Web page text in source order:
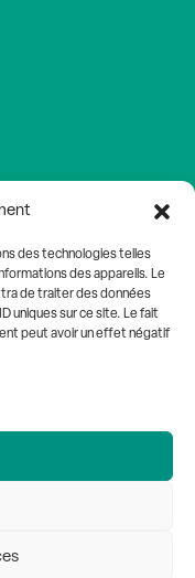
des technologies telles
des appareils. Le
de traiter des données
uniques sur ce site. Le fait
peut avoir un effet négatif